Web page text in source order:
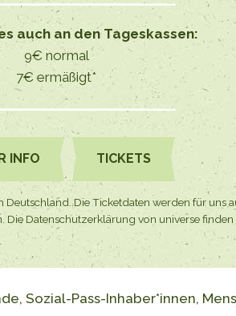
auch an den Tageskassen:
9€ normal
7€ ermäßigt*
INFO TICKETS
Die Ticketdaten werden für uns
Die Datenschutzerklärung von universe finden
Sozial-Pass-Inhaber*innen,